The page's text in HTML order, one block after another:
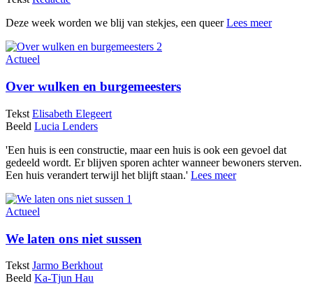
Deze week worden we blij van stekjes, een queerLees meer
Actueel
Over wulken en burgemeesters
Tekst Elisabeth Elegeert
Beeld Lucia Lenders
'Een huis is een constructie, maar een huis is ook een gevoel dat
gedeeld wordt. Er blijven sporen achter wanneer bewoners sterven.
Een huis verandert terwijl het blijft staan.' Lees meer
Actueel
We laten ons niet sussen
Tekst Jarmo Berkhout
Beeld Ka-Tjun Hau